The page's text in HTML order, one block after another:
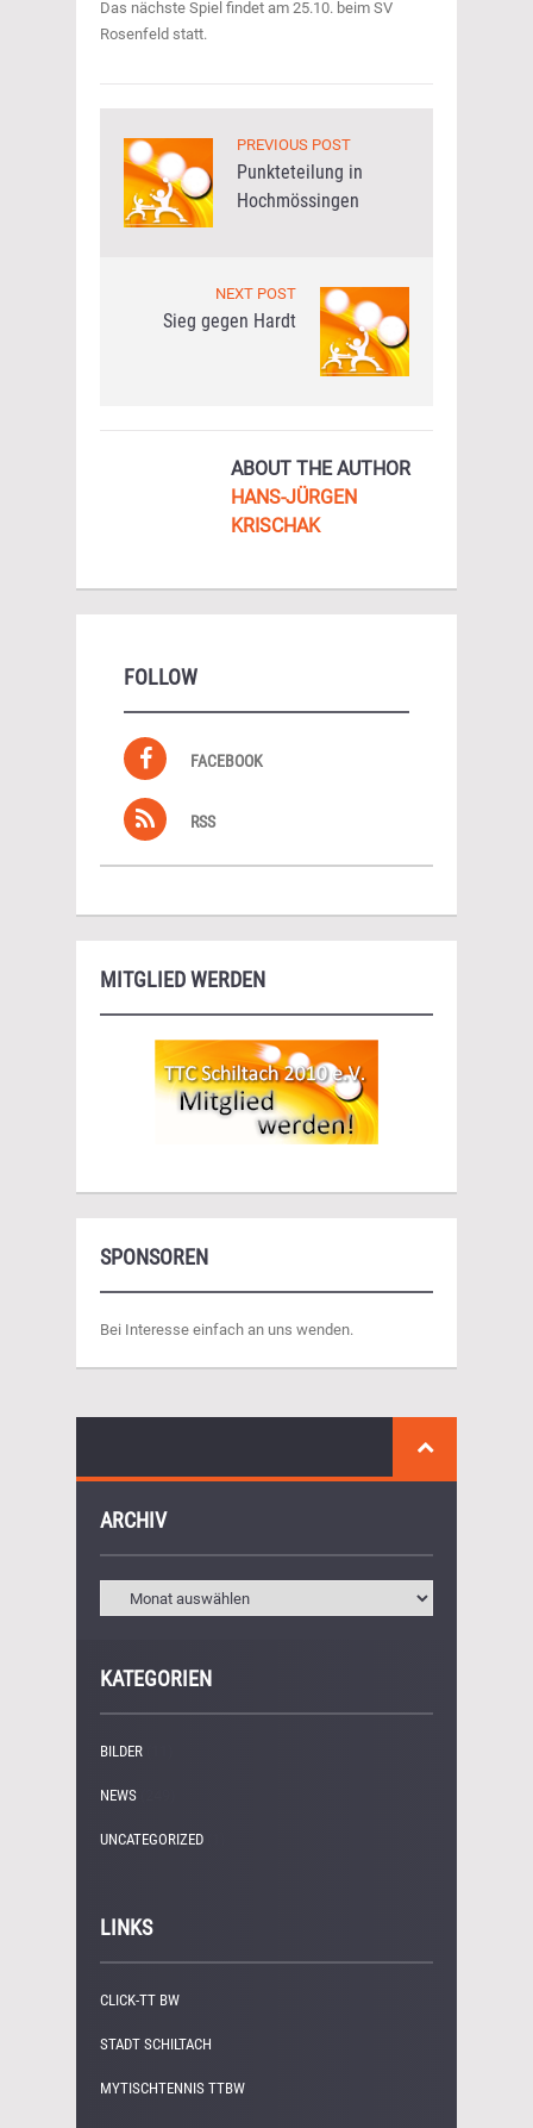
Das nächste Spiel findet am 25.10. beim SV
Rosenfeld statt.
PREVIOUS POST
Punkteteilung in
Hochmössingen
NEXT POST
Sieg gegen Hardt
ABOUT THE AUTHOR
HANS-JÜRGEN
KRISCHAK
FOLLOW
FACEBOOK
RSS
MITGLIED WERDEN
SPONSOREN
Bei Interesse einfach an uns wenden.
ARCHIV
KATEGORIEN
BILDER
NEWS
UNCATEGORIZED
LINKS
CLICK-TT BW
STADT SCHILTACH
MYTISCHTENNIS TTBW